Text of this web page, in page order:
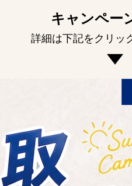
キャンペー
詳細は下記をクリッ